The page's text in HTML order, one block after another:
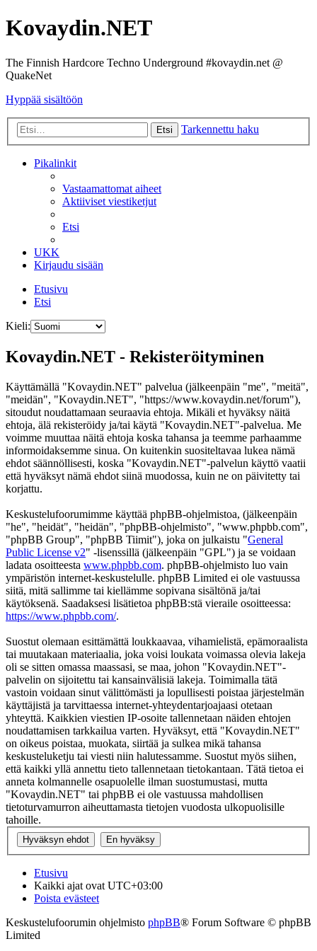
Kovaydin.NET
The Finnish Hardcore Techno Underground #kovaydin.net @
QuakeNet
Hyppää sisältöön
Etsi Tarkennettu haku
Pikalinkit
Vastaamattomat aiheet
Aktiiviset viestiketjut
Etsi
UKK
Kirjaudu sisään
Etusivu
Etsi
Kieli:
Kovaydin.NET - Rekisteröityminen
Käyttämällä "Kovaydin.NET" palvelua (jälkeenpäin "me", "meitä",
"meidän", "Kovaydin.NET", "https://www.kovaydin.net/forum"),
sitoudut noudattamaan seuraavia ehtoja. Mikäli et hyväksy näitä
ehtoja, älä rekisteröidy ja/tai käytä "Kovaydin.NET"-palvelua. Me
voimme muuttaa näitä ehtoja koska tahansa ja teemme parhaamme
informoidaksemme sinua. On kuitenkin suositeltavaa lukea nämä
ehdot säännöllisesti, koska "Kovaydin.NET"-palvelun käyttö vaatii
että hyväksyt nämä ehdot siinä muodossa, kuin ne on päivitetty tai
korjattu.
Keskustelufoorumimme käyttää phpBB-ohjelmistoa, (jälkeenpäin
"he", "heidät", "heidän", "phpBB-ohjelmisto", "www.phpbb.com",
"phpBB Group", "phpBB Tiimit"), joka on julkaistu "General
Public License v2" -lisenssillä (jälkeenpäin "GPL") ja se voidaan
ladata osoitteesta www.phpbb.com. phpBB-ohjelmisto luo vain
ympäristön internet-keskustelulle. phpBB Limited ei ole vastuussa
siitä, mitä sallimme tai kiellämme sopivana sisältönä ja/tai
käytöksenä. Saadaksesi lisätietoa phpBB:stä vieraile osoitteessa:
https://www.phpbb.com/.
Suostut olemaan esittämättä loukkaavaa, vihamielistä, epämoraalista
tai muutakaan materiaalia, joka voisi loukata voimassa olevia lakeja
oli se sitten omassa maassasi, se maa, johon "Kovaydin.NET"-
palvelin on sijoitettu tai kansainvälisiä lakeja. Toimimalla tätä
vastoin voidaan sinut välittömästi ja lopullisesti poistaa järjestelmän
käyttäjistä ja tarvittaessa internet-yhteydentarjoajaasi otetaan
yhteyttä. Kaikkien viestien IP-osoite tallennetaan näiden ehtojen
noudattamisen tarkkailua varten. Hyväksyt, että "Kovaydin.NET"
on oikeus poistaa, muokata, siirtää ja sulkea mikä tahansa
keskusteluketju tai viesti niin halutessamme. Suostut myös siihen,
että kaikki yllä annettu tieto tallennetaan tietokantaan. Tätä tietoa ei
anneta kolmannelle osapuolelle ilman suostumustasi, mutta
"Kovaydin.NET" tai phpBB ei ole vastuussa mahdollisen
tietoturvamurron aiheuttamasta tietojen vuodosta ulkopuolisille
tahoille.
Etusivu
Kaikki ajat ovat UTC+03:00
Poista evästeet
Keskustelufoorumin ohjelmisto phpBB® Forum Software © phpBB
Limited